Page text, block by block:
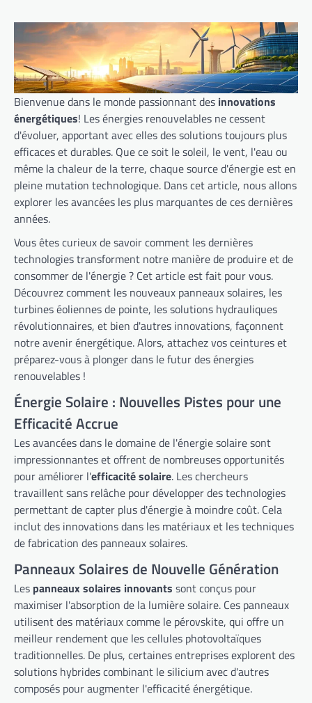
Bienvenue dans le monde passionnant des innovations
énergétiques! Les énergies renouvelables ne cessent
d'évoluer, apportant avec elles des solutions toujours plus
efficaces et durables. Que ce soit le soleil, le vent, l'eau ou
même la chaleur de la terre, chaque source d'énergie est en
pleine mutation technologique. Dans cet article, nous allons
explorer les avancées les plus marquantes de ces dernières
années.
Vous êtes curieux de savoir comment les dernières
technologies transforment notre manière de produire et de
consommer de l'énergie ? Cet article est fait pour vous.
Découvrez comment les nouveaux panneaux solaires, les
turbines éoliennes de pointe, les solutions hydrauliques
révolutionnaires, et bien d'autres innovations, façonnent
notre avenir énergétique. Alors, attachez vos ceintures et
préparez-vous à plonger dans le futur des énergies
renouvelables !
Énergie Solaire : Nouvelles Pistes pour une
Efficacité Accrue
Les avancées dans le domaine de l'énergie solaire sont
impressionnantes et offrent de nombreuses opportunités
pour améliorer l'efficacité solaire. Les chercheurs
travaillent sans relâche pour développer des technologies
permettant de capter plus d'énergie à moindre coût. Cela
inclut des innovations dans les matériaux et les techniques
de fabrication des panneaux solaires.
Panneaux Solaires de Nouvelle Génération
Les panneaux solaires innovants sont conçus pour
maximiser l'absorption de la lumière solaire. Ces panneaux
utilisent des matériaux comme le pérovskite, qui offre un
meilleur rendement que les cellules photovoltaïques
traditionnelles. De plus, certaines entreprises explorent des
solutions hybrides combinant le silicium avec d'autres
composés pour augmenter l'efficacité énergétique.